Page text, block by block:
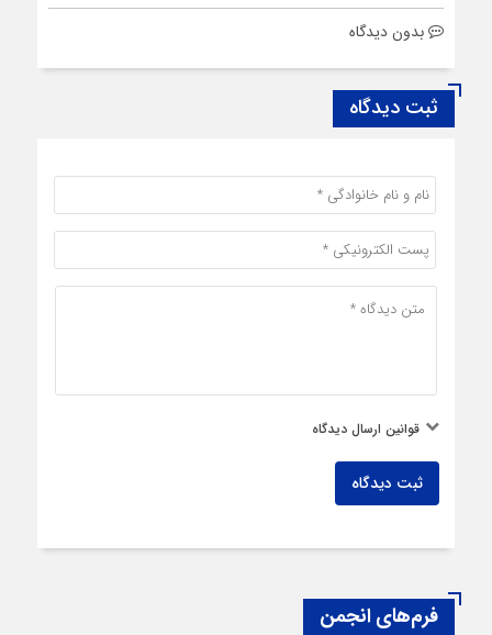
بدون دیدگاه
ثبت دیدگاه
قوانین ارسال دیدگاه
ثبت دیدگاه
فرم‌های انجمن